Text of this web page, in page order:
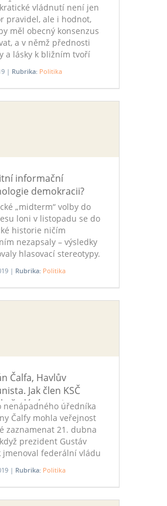
vládnutí není jen
pravidel, ale i hodnot,
měl obecný konsenzus
a v němž přednosti
a lásky k bližním tvoří
poslední položku. Bez
integrity vládnoucích
občanské ctnosti
omezeně. Není jedno,
| Rubrika: Politika
informační
demokracii?
„midterm“ volby do
loni v listopadu se do
historie ničím
nezapsaly – výsledky
hlasovací stereotypy.
dějin ale
Část Američanů
po mobilu a na
již proslavil bitcoin
| Rubrika: Politika
Čalfa, Havlův
Jak člen KSČ
předání moci
nenápadného úředníka
Čalfy mohla veřejnost
zaznamenat 21. dubna
prezident Gustáv
jmenoval federální vládu
Štrougala. Seznam
přineslo druhý den
a Čalfovo jméno
posledním místě. Nový
| Rubrika: Politika